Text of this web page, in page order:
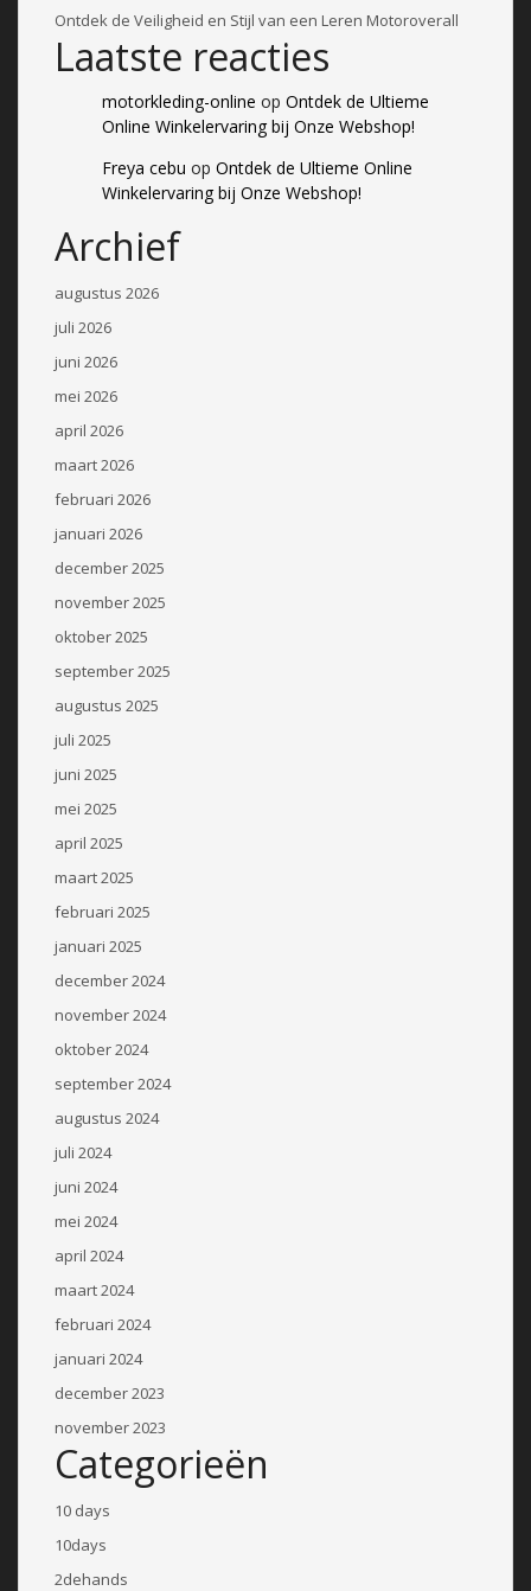
Ontdek de Veiligheid en Stijl van een Leren Motoroverall
Laatste reacties
motorkleding-online op Ontdek de Ultieme
Online Winkelervaring bij Onze Webshop!
Freya cebu op Ontdek de Ultieme Online
Winkelervaring bij Onze Webshop!
Archief
augustus 2026
juli 2026
juni 2026
mei 2026
april 2026
maart 2026
februari 2026
januari 2026
december 2025
november 2025
oktober 2025
september 2025
augustus 2025
juli 2025
juni 2025
mei 2025
april 2025
maart 2025
februari 2025
januari 2025
december 2024
november 2024
oktober 2024
september 2024
augustus 2024
juli 2024
juni 2024
mei 2024
april 2024
maart 2024
februari 2024
januari 2024
december 2023
november 2023
Categorieën
10 days
10days
2dehands